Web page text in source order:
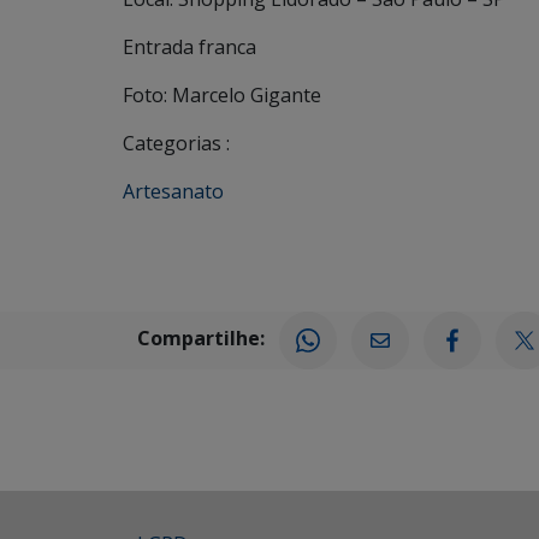
Entrada franca
Foto: Marcelo Gigante
Categorias :
Artesanato
Compartilhe: